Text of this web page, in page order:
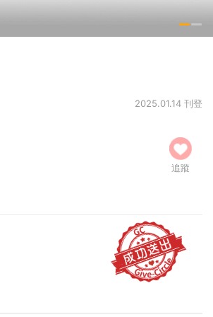
2025.01.14 刊登
追蹤